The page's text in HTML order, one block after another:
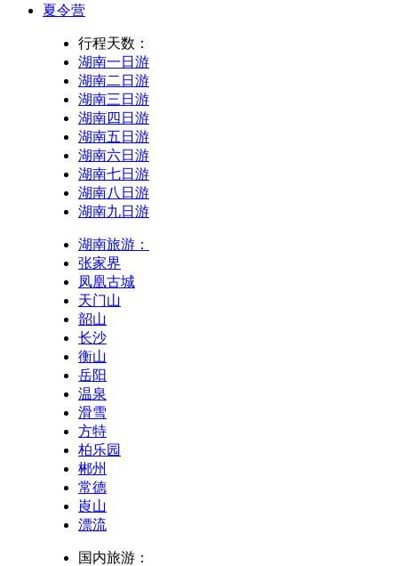
夏令营
行程天数：
湖南一日游
湖南二日游
湖南三日游
湖南四日游
湖南五日游
湖南六日游
湖南七日游
湖南八日游
湖南九日游
湖南旅游：
张家界
凤凰古城
天门山
韶山
长沙
衡山
岳阳
温泉
滑雪
方特
柏乐园
郴州
常德
崀山
漂流
国内旅游：